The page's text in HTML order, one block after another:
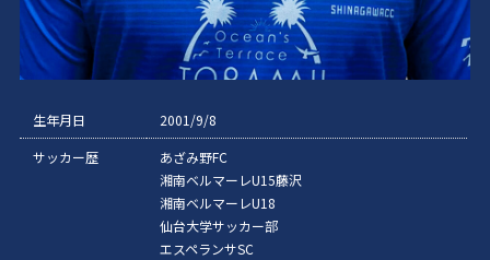
生年月日
2001/9/8
サッカー歴
あざみ野FC
湘南ベルマーレU15藤沢
湘南ベルマーレU18
仙台大学サッカー部
エスペランサSC